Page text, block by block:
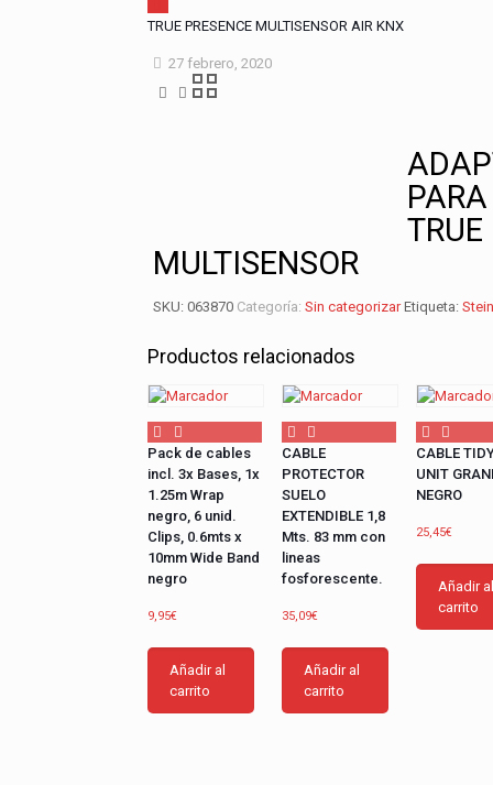
TRUE PRESENCE MULTISENSOR AIR KNX
27 febrero, 2020
TRUE
MULTISENSOR
SKU:063870 Categoría:Sin categorizar Etiqueta:
Productos relacionados
Pack de cables
incl. 3x Bases, 1x
1.25m Wrap
negro, 6 unid.
Clips, 0.6mts x
10mm Wide Band
negro
9,95€
Añadir al
carrito
CABLE
PROTECTOR
SUELO
EXTENDIBLE 1,8
Mts. 83 mm con
lineas
fosforescente.
35,09€
Añadir al
carrito
CABLE
UNIT
NEGRO
25,45€
Añadir al
carrito